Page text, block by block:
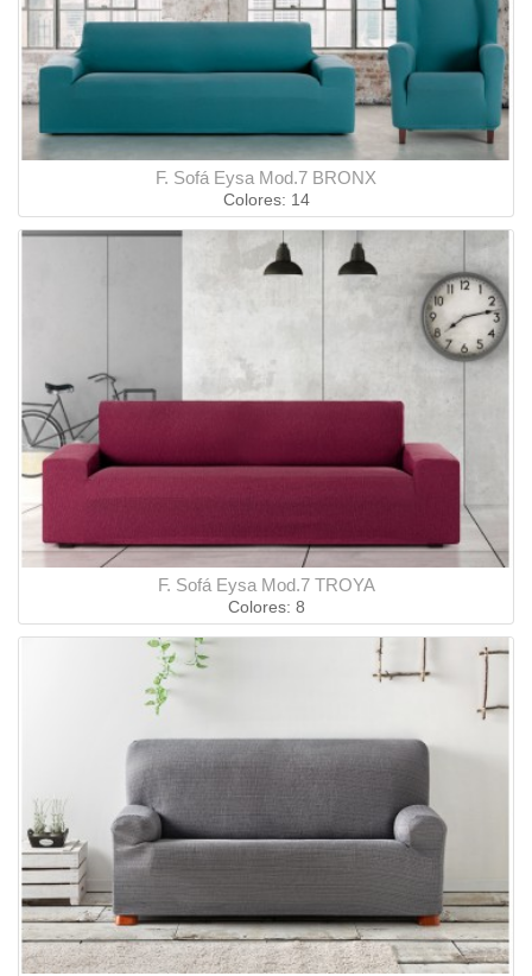
F. Sofá Eysa Mod.7 BRONX
Colores: 14
F. Sofá Eysa Mod.7 TROYA
Colores: 8